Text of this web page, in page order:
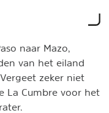
naar Mazo,
van het eiland
zeker niet
La Cumbre voor het